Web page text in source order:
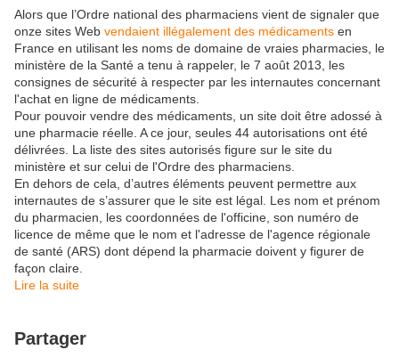
Alors que l’Ordre national des pharmaciens vient de signaler que
onze sites Web vendaient illégalement des médicaments en
France en utilisant les noms de domaine de vraies pharmacies, le
ministère de la Santé a tenu à rappeler, le 7 août 2013, les
consignes de sécurité à respecter par les internautes concernant
l'achat en ligne de médicaments.
Pour pouvoir vendre des médicaments, un site doit être adossé à
une pharmacie réelle. A ce jour, seules 44 autorisations ont été
délivrées. La liste des sites autorisés figure sur le site du
ministère et sur celui de l'Ordre des pharmaciens.
En dehors de cela, d’autres éléments peuvent permettre aux
internautes de s’assurer que le site est légal. Les nom et prénom
du pharmacien, les coordonnées de l'officine, son numéro de
licence de même que le nom et l'adresse de l'agence régionale
de santé (ARS) dont dépend la pharmacie doivent y figurer de
façon claire.
Lire la suite
Partager